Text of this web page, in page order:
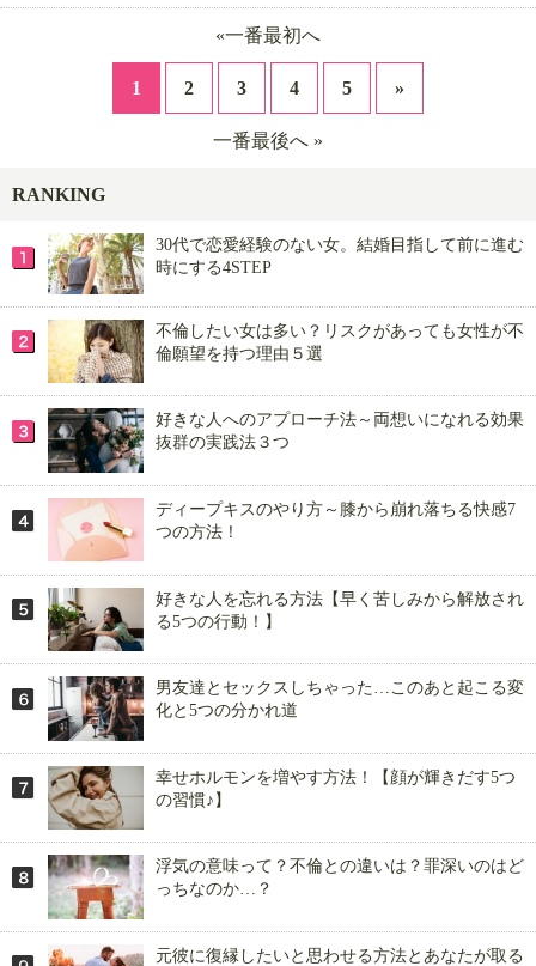
«一番最初へ
1 2 3 4 5 »
一番最後へ »
RANKING
30代で恋愛経験のない女。結婚目指して前に進む
時にする4STEP
不倫したい女は多い？リスクがあっても女性が不
倫願望を持つ理由５選
好きな人へのアプローチ法～両想いになれる効果
抜群の実践法３つ
ディープキスのやり方～膝から崩れ落ちる快感7
つの方法！
好きな人を忘れる方法【早く苦しみから解放され
る5つの行動！】
男友達とセックスしちゃった…このあと起こる変
化と5つの分かれ道
幸せホルモンを増やす方法！【顔が輝きだす5つ
の習慣♪】
浮気の意味って？不倫との違いは？罪深いのはど
っちなのか…？
元彼に復縁したいと思わせる方法とあなたが取る